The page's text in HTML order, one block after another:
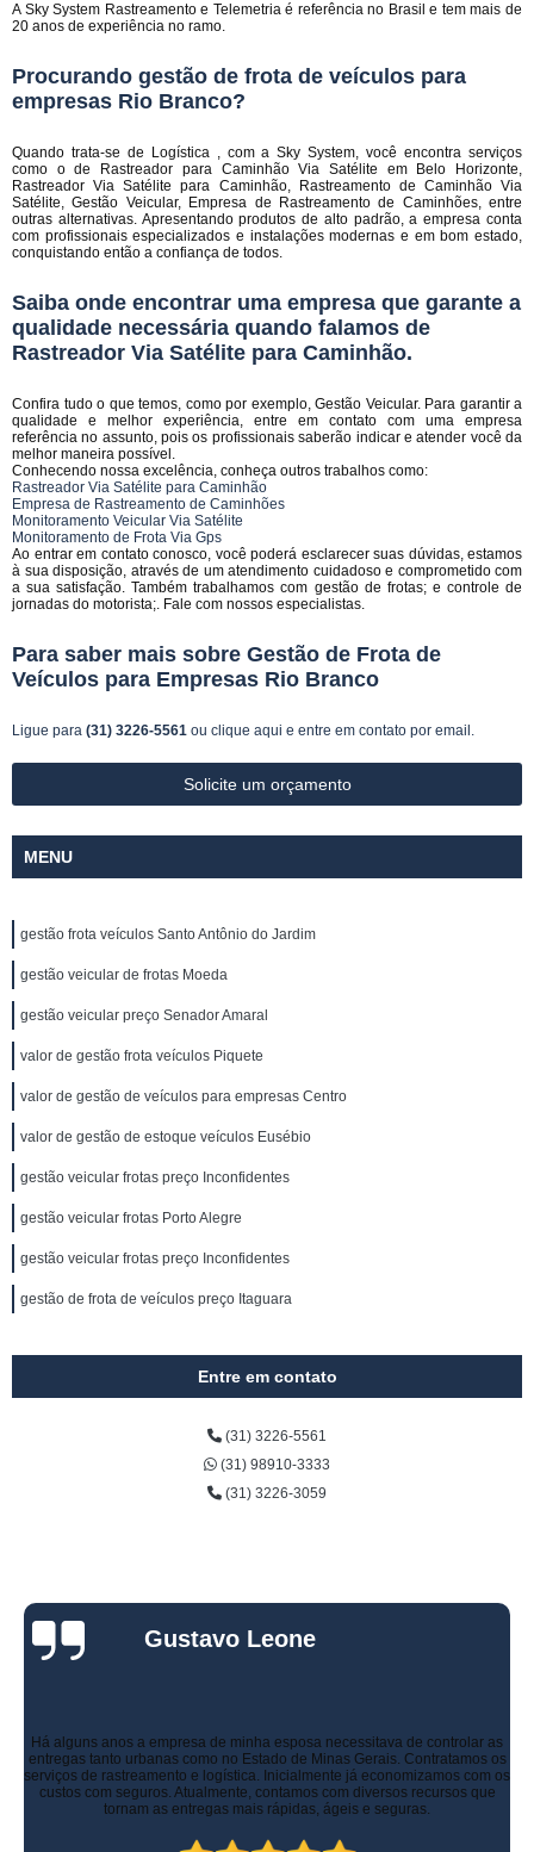
A Sky System Rastreamento e Telemetria é referência no Brasil e tem mais de
20 anos de experiência no ramo.
Procurando gestão de frota de veículos para
empresas Rio Branco?
Quando trata-se de Logística , com a Sky System, você encontra serviços
como o de Rastreador para Caminhão Via Satélite em Belo Horizonte,
Rastreador Via Satélite para Caminhão, Rastreamento de Caminhão Via
Satélite, Gestão Veicular, Empresa de Rastreamento de Caminhões, entre
outras alternativas. Apresentando produtos de alto padrão, a empresa conta
com profissionais especializados e instalações modernas e em bom estado,
conquistando então a confiança de todos.
Saiba onde encontrar uma empresa que garante a
qualidade necessária quando falamos de
Rastreador Via Satélite para Caminhão.
Confira tudo o que temos, como por exemplo, Gestão Veicular. Para garantir a
qualidade e melhor experiência, entre em contato com uma empresa
referência no assunto, pois os profissionais saberão indicar e atender você da
melhor maneira possível.
Conhecendo nossa excelência, conheça outros trabalhos como:
Rastreador Via Satélite para Caminhão
Empresa de Rastreamento de Caminhões
Monitoramento Veicular Via Satélite
Monitoramento de Frota Via Gps
Ao entrar em contato conosco, você poderá esclarecer suas dúvidas, estamos
à sua disposição, através de um atendimento cuidadoso e comprometido com
a sua satisfação. Também trabalhamos com gestão de frotas; e controle de
jornadas do motorista;. Fale com nossos especialistas.
Para saber mais sobre Gestão de Frota de
Veículos para Empresas Rio Branco
Ligue para (31) 3226-5561 ou clique aqui e entre em contato por email.
Solicite um orçamento
MENU
gestão frota veículos Santo Antônio do Jardim
gestão veicular de frotas Moeda
gestão veicular preço Senador Amaral
valor de gestão frota veículos Piquete
valor de gestão de veículos para empresas Centro
valor de gestão de estoque veículos Eusébio
gestão veicular frotas preço Inconfidentes
gestão veicular frotas Porto Alegre
gestão veicular frotas preço Inconfidentes
gestão de frota de veículos preço Itaguara
Entre em contato
(31) 3226-5561
(31) 98910-3333
(31) 3226-3059
Gustavo Leone
Há alguns anos a empresa de minha esposa necessitava de controlar as
entregas tanto urbanas como no Estado de Minas Gerais. Contratamos os
serviços de rastreamento e logística. Inicialmente já economizamos com os
custos com seguros. Atualmente, contamos com diversos recursos que
tornam as entregas mais rápidas, ágeis e seguras.